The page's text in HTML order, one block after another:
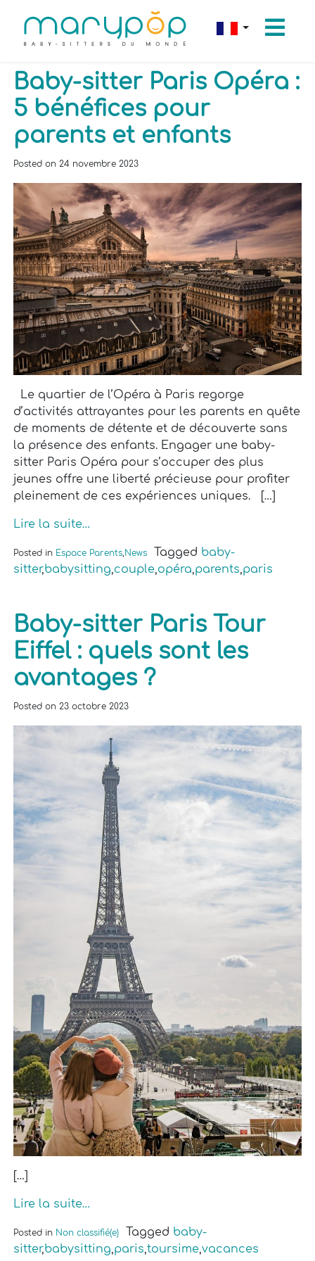
Baby-sitter Paris Opéra :
5 bénéfices pour
parents et enfants
Posted on24 novembre 2023
Le quartier de l’Opéra à Paris regorge
d’activités attrayantes pour les parents en quête
de moments de détente et de découverte sans
la présence des enfants. Engager une baby-
sitter Paris Opéra pour s’occuper des plus
jeunes offre une liberté précieuse pour profiter
pleinement de ces expériences uniques. […]
Lire la suite…
Posted in Espace Parents News Tagged baby-
sitter,babysitting,couple,opéra,parents,paris
Baby-sitter Paris Tour
Eiffel : quels sont les
avantages ?
Posted on23 octobre 2023
[…]
Lire la suite…
Posted in Non classifié(e) Tagged baby-
sitter,babysitting,paris,toursime,vacances